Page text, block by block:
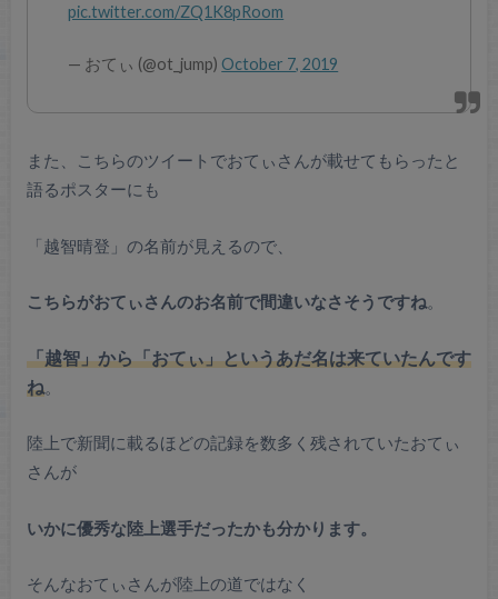
pic.twitter.com/ZQ1K8pRoom
— おてぃ (@ot_jump) October 7, 2019
また、こちらのツイートでおてぃさんが載せてもらったと
語るポスターにも
「越智晴登」の名前が見えるので、
こちらがおてぃさんのお名前で間違いなさそうですね。
「越智」から「おてぃ」というあだ名は来ていたんです
ね。
陸上で新聞に載るほどの記録を数多く残されていたおてぃ
さんが
いかに優秀な陸上選手だったかも分かります。
そんなおてぃさんが陸上の道ではなく